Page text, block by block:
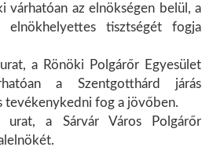
várhatóan az elnökségen belül, a
elnökhelyettes tisztségét fogja
a Rönöki Polgárőr Egyesület
a Szentgotthárd járás
tevékenykedni fog a jövőben.
a Sárvár Város Polgárőr